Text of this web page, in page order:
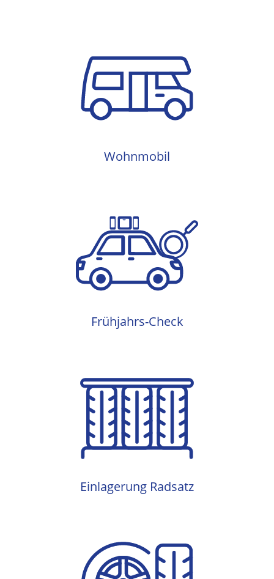
Wohnmobil
Wohnmobil
Frühjahrs-Check
Frühjahrs-Check
Einlagerung Radsatz
Einlagerung Radsatz